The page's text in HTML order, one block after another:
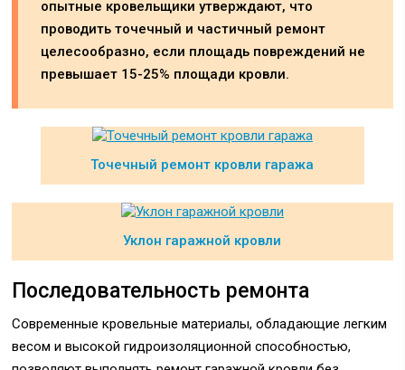
опытные кровельщики утверждают, что
проводить точечный и частичный ремонт
целесообразно, если площадь повреждений не
превышает 15-25% площади кровли.
Точечный ремонт кровли гаража
Уклон гаражной кровли
Последовательность ремонта
Современные кровельные материалы, обладающие легким
весом и высокой гидроизоляционной способностью,